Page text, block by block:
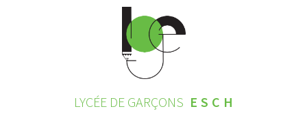
LYCÉE DE GARÇONS ESCH